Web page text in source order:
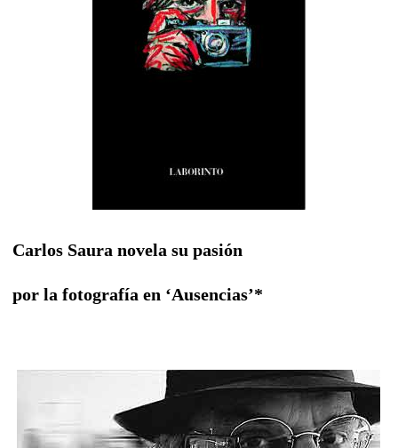
Carlos Saura novela su pasión
por la fotografía en ‘Ausencias’*